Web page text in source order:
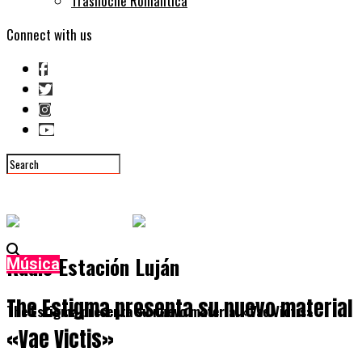
Connect with us
Radio Estación Luján
The Estigma presenta su nuevo material «Vae Victis»
Música
The Estigma presenta su nuevo material
«Vae Victis»